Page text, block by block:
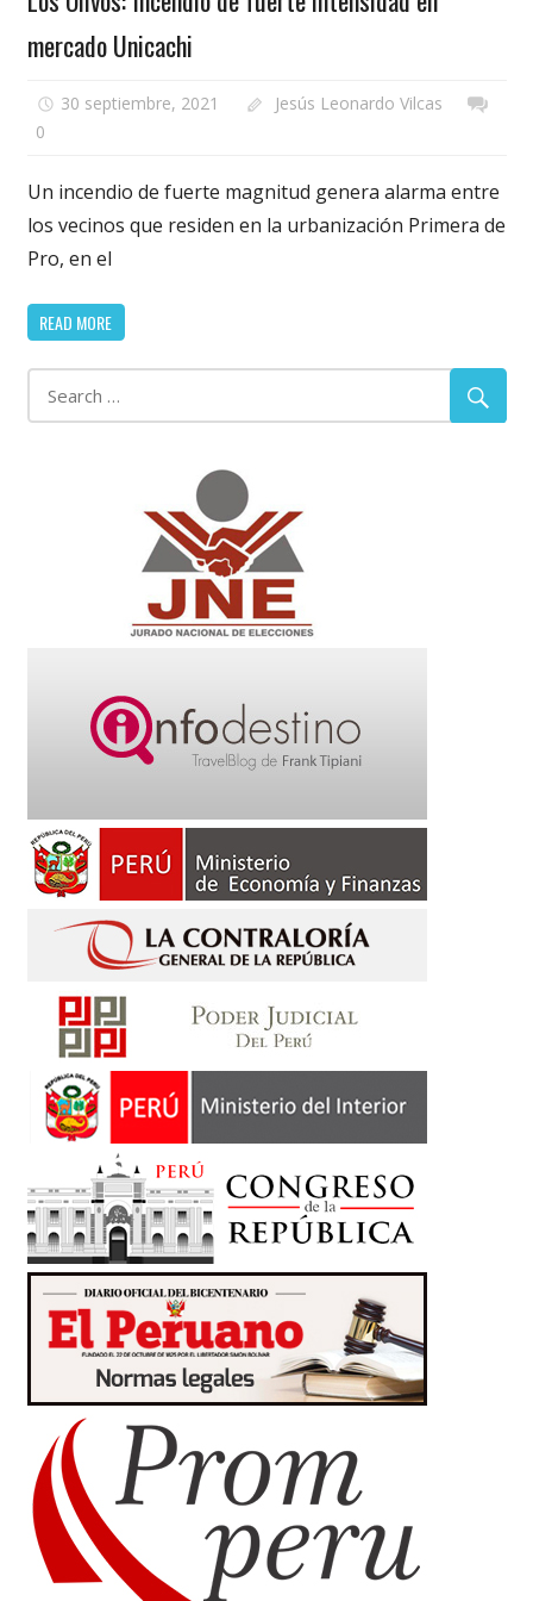
mercado Unicachi
30 septiembre, 2021
Jesús Leonardo Vilcas
0
Un incendio de fuerte magnitud genera alarma entre
los vecinos que residen en la urbanización Primera de
Pro, en el
READ MORE